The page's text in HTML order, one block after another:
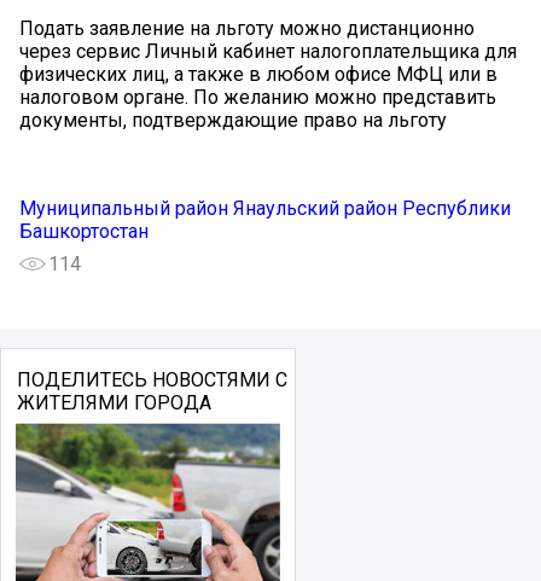
Подать заявление на льготу можно дистанционно
через сервис Личный кабинет налогоплательщика для
физических лиц, а также в любом офисе МФЦ или в
налоговом органе. По желанию можно представить
документы, подтверждающие право на льготу
Муниципальный район Янаульский район Республики
Башкортостан
114
ПОДЕЛИТЕСЬ НОВОСТЯМИ С
ЖИТЕЛЯМИ ГОРОДА